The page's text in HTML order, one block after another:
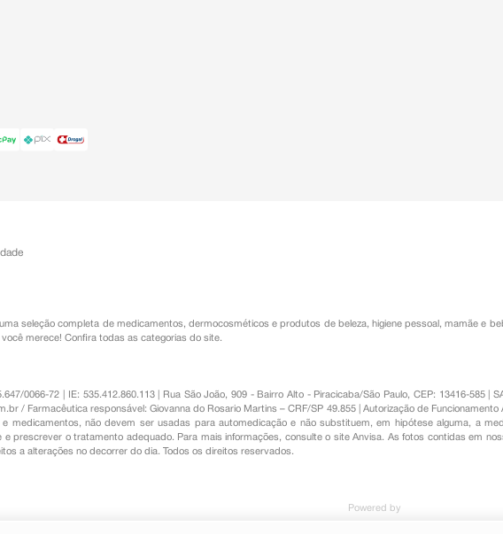
seleção completa de medicamentos ,dermocosméticos e produtos de beleza, higiene pessoal ,mamãe e
merece! Confira todas as categorias do site.
0066-72 | IE: 535.412.860.113 | Rua São João, 909 - Bairro Alto - Piracicaba/São Paulo, CEP: 13416-
/ Farmacêutica responsável: Giovanna do Rosario Martins – CRF/SP 49.855 | Autorização de
medicamentos, não devem ser usadas para automedicação e não substituem, em hipótese alguma, a
prescrever o tratamento adequado. Para mais informações, consulte o site Anvisa. As fotos contidas em
a alterações no decorrer do dia. Todos os direitos reservados.
Powered by